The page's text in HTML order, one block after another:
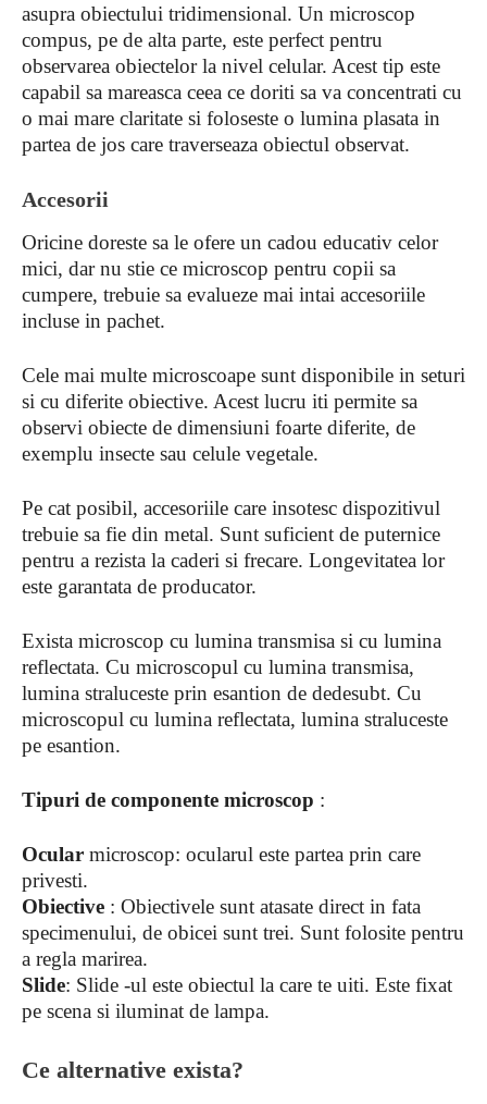
asupra obiectului tridimensional. Un microscop
compus, pe de alta parte, este perfect pentru
observarea obiectelor la nivel celular. Acest tip este
capabil sa mareasca ceea ce doriti sa va concentrati cu
o mai mare claritate si foloseste o lumina plasata in
partea de jos care traverseaza obiectul observat.
Accesorii
Oricine doreste sa le ofere un cadou educativ celor
mici, dar nu stie ce microscop pentru copii sa
cumpere, trebuie sa evalueze mai intai accesoriile
incluse in pachet.
Cele mai multe microscoape sunt disponibile in seturi
si cu diferite obiective. Acest lucru iti permite sa
observi obiecte de dimensiuni foarte diferite, de
exemplu insecte sau celule vegetale.
Pe cat posibil, accesoriile care insotesc dispozitivul
trebuie sa fie din metal. Sunt suficient de puternice
pentru a rezista la caderi si frecare. Longevitatea lor
este garantata de producator.
Exista microscop cu lumina transmisa si cu lumina
reflectata. Cu microscopul cu lumina transmisa,
lumina straluceste prin esantion de dedesubt. Cu
microscopul cu lumina reflectata, lumina straluceste
pe esantion.
Tipuri de componente microscop :
Ocular microscop: ocularul este partea prin care
privesti.
Obiective : Obiectivele sunt atasate direct in fata
specimenului, de obicei sunt trei. Sunt folosite pentru
a regla marirea.
Slide: Slide -ul este obiectul la care te uiti. Este fixat
pe scena si iluminat de lampa.
Ce alternative exista?